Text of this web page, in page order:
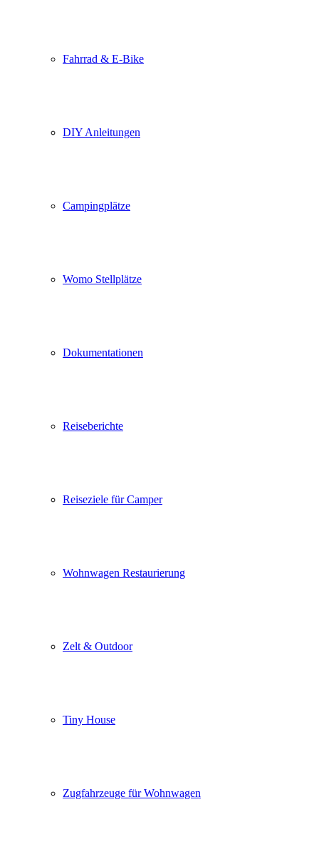
Fahrrad & E-Bike
DIY Anleitungen
Campingplätze
Womo Stellplätze
Dokumentationen
Reiseberichte
Reiseziele für Camper
Wohnwagen Restaurierung
Zelt & Outdoor
Tiny House
Zugfahrzeuge für Wohnwagen